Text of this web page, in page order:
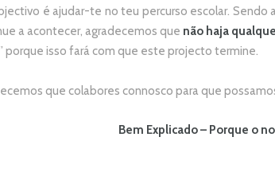
é ajudar-te no teu percurso escolar. Sendo
a acontecer, agradecemos que não haja
porque isso fará com que este projecto termine.
que colabores connosco para que
Bem Explicado – Porque o